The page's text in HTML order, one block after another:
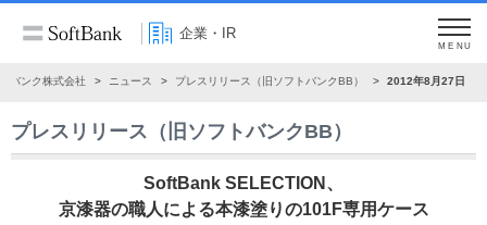
企業・IR
MENU
バンク株式会社 ニュース プレスリリース（旧ソフトバンクBB） 2012年8月27日
プレスリリース（旧ソフトバンクBB）
SoftBank SELECTION、
京漆器の職人による本漆塗りの101F専用ケース